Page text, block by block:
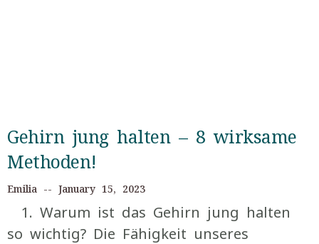
Gehirn jung halten – 8 wirksame
Methoden!
Emilia January 15, 2023
1. Warum ist das Gehirn jung halten
so wichtig? Die Fähigkeit unseres